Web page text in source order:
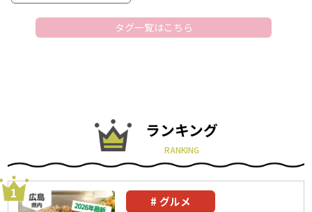
タグ一覧はこちら
ランキング
RANKING
グルメ